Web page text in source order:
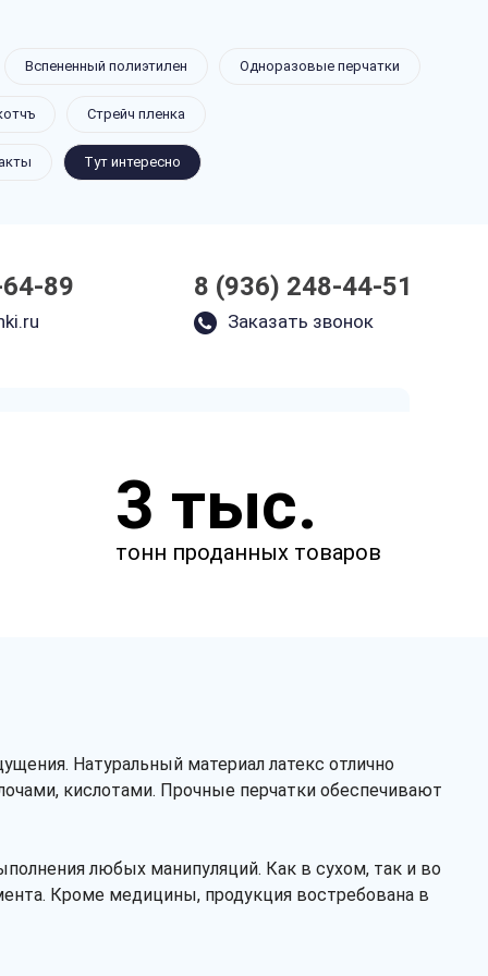
Вспененный полиэтилен Одноразовые перчатки
Стрейч пленка
Тут интересно
89 8 (936) 248-44-51
Заказать звонок
и через несколько минут наш
менеджер свяжется с вами.
Заказать звонок
3 тыс.
тонн проданных товаров
Натуральный материал латекс отлично
кислотами. Прочные перчатки обеспечивают
любых манипуляций. Как в сухом, так и во
Кроме медицины, продукция востребована в